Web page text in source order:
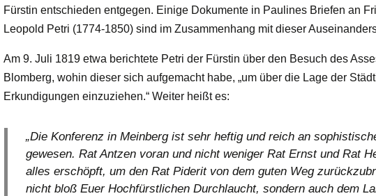
Fürstin entschieden entgegen. Einige Dokumente in Paulines Briefen an
Leopold Petri (1774-1850) sind im Zusammenhang mit dieser
Am 9. Juli 1819 etwa berichtete Petri der Fürstin über den Besuch des
Blomberg, wohin dieser sich aufgemacht habe, „um über die Lage der
Erkundigungen einzuziehen.“ Weiter heißt es:
„Die Konferenz in Meinberg ist sehr heftig und reich an
gewesen. Rat Antzen voran und nicht weniger Rat Ernst und Rat
alles erschöpft, um den Rat Piderit von dem guten Weg
nicht bloß Euer Hochfürstlichen Durchlaucht, sondern auch dem